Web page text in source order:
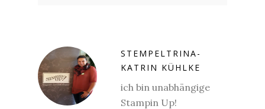
STEMPELTRINA-
KATRIN KÜHLKE
ich bin unabhängige
Stampin Up!